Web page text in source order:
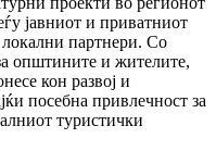
јавниот и приватниот
партнери. Со
општините и жителите,
кон развој и
посебна привлечност за
туристички